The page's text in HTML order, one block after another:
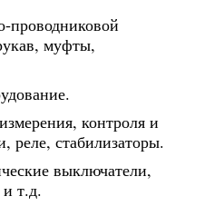
проводниковой
муфты,
контроля и
реле, стабилизаторы.
выключатели,
т.д.